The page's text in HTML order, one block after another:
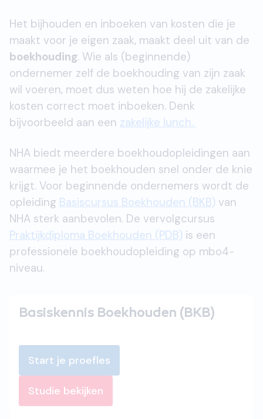
Het bijhouden en inboeken van kosten die je
maakt voor je eigen zaak, maakt deel uit van de
boekhouding. Wie als (beginnende)
ondernemer zelf de boekhouding van zijn zaak
wil voeren, moet dus weten hoe hij de zakelijke
kosten correct moet inboeken. Denk
bijvoorbeeld aan een zakelijke lunch.
NHA biedt meerdere boekhoudopleidingen aan
waarmee je het boekhouden snel onder de knie
krijgt. Voor beginnende ondernemers wordt de
opleiding Basiscursus Boekhouden (BKB) van
NHA sterk aanbevolen. De vervolgcursus
Praktijkdiploma Boekhouden (PDB) is een
professionele boekhoudopleiding op mbo4-
niveau.
Basiskennis Boekhouden (BKB)
Start je proefles
Studie bekijken